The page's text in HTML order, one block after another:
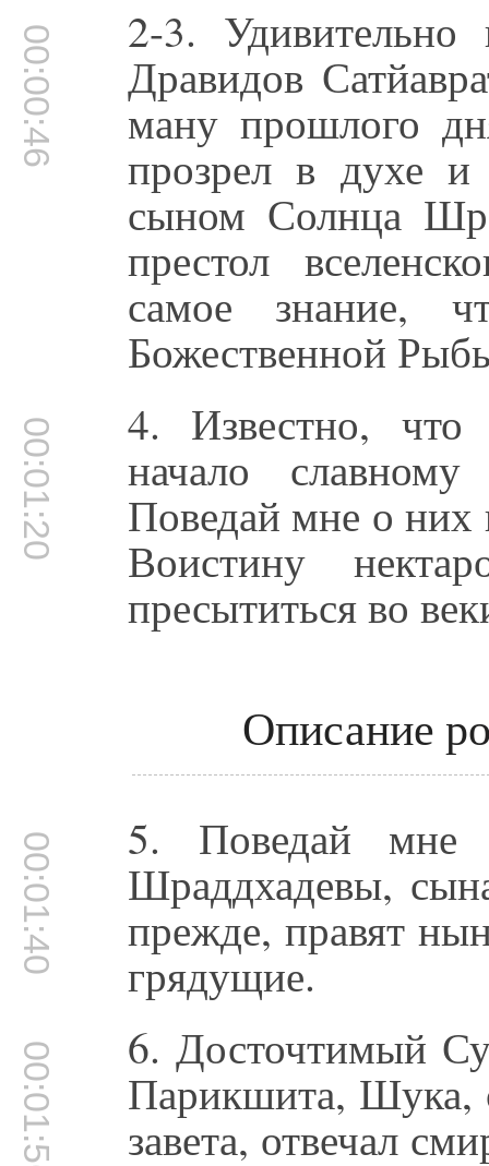
00:00:46 2-3. Удивительно
Дравидов
ману прошлого
прозрел в духе
сыном Солнца
престол
самое знание,
Божественной
00:01:20 4. Известно,
начало
Поведай мне о них
Воистину
пресытиться во
Описание
00:01:40 5. Поведай мне
Шраддхадевы,
прежде, правят
грядущие.
00:01:56 6. Досточтимый
Парикшита, Шука,
завета, отвечал